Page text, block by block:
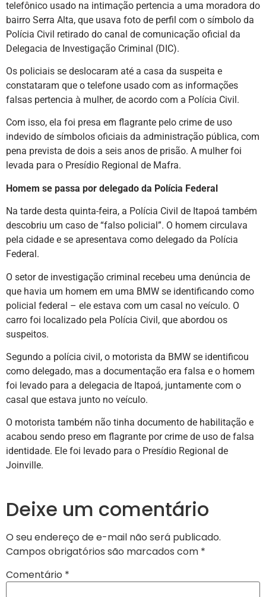
telefônico usado na intimação pertencia a uma moradora do
bairro Serra Alta, que usava foto de perfil com o símbolo da
Polícia Civil retirado do canal de comunicação oficial da
Delegacia de Investigação Criminal (DIC).
Os policiais se deslocaram até a casa da suspeita e
constataram que o telefone usado com as informações
falsas pertencia à mulher, de acordo com a Polícia Civil.
Com isso, ela foi presa em flagrante pelo crime de uso
indevido de símbolos oficiais da administração pública, com
pena prevista de dois a seis anos de prisão. A mulher foi
levada para o Presídio Regional de Mafra.
Homem se passa por delegado da Polícia Federal
Na tarde desta quinta-feira, a Polícia Civil de Itapoá também
descobriu um caso de “falso policial”. O homem circulava
pela cidade e se apresentava como delegado da Polícia
Federal.
O setor de investigação criminal recebeu uma denúncia de
que havia um homem em uma BMW se identificando como
policial federal – ele estava com um casal no veículo. O
carro foi localizado pela Polícia Civil, que abordou os
suspeitos.
Segundo a polícia civil, o motorista da BMW se identificou
como delegado, mas a documentação era falsa e o homem
foi levado para a delegacia de Itapoá, juntamente com o
casal que estava junto no veículo.
O motorista também não tinha documento de habilitação e
acabou sendo preso em flagrante por crime de uso de falsa
identidade. Ele foi levado para o Presídio Regional de
Joinville.
Deixe um comentário
O seu endereço de e-mail não será publicado.
Campos obrigatórios são marcados com *
Comentário *